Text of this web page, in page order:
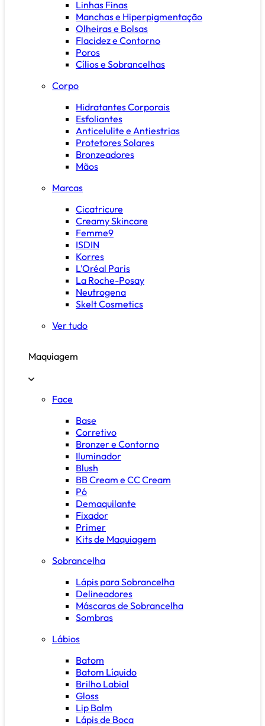
Linhas Finas
Manchas e Hiperpigmentação
Olheiras e Bolsas
Flacidez e Contorno
Poros
Cílios e Sobrancelhas
Corpo
Hidratantes Corporais
Esfoliantes
Anticelulite e Antiestrias
Protetores Solares
Bronzeadores
Mãos
Marcas
Cicatricure
Creamy Skincare
Femme9
ISDIN
Korres
L'Oréal Paris
La Roche-Posay
Neutrogena
Skelt Cosmetics
Ver tudo
Maquiagem
Face
Base
Corretivo
Bronzer e Contorno
Iluminador
Blush
BB Cream e CC Cream
Pó
Demaquilante
Fixador
Primer
Kits de Maquiagem
Sobrancelha
Lápis para Sobrancelha
Delineadores
Máscaras de Sobrancelha
Sombras
Lábios
Batom
Batom Líquido
Brilho Labial
Gloss
Lip Balm
Lápis de Boca